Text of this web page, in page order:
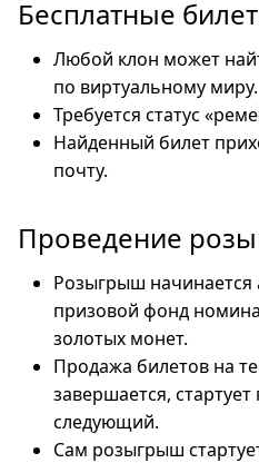
Бесплатные
Любой клон может
по виртуальному миру.
Требуется статус
Найденный билет
почту.
Проведение
Розыгрыш начинается
призовой фонд
золотых монет.
Продажа билетов на
завершается,
следующий.
Сам розыгрыш